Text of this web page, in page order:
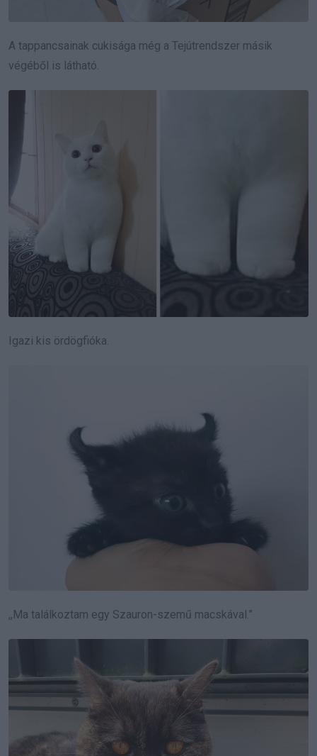
A tappancsainak cukisága még a Tejútrendszer másik
végéből is látható.
Igazi kis ördögfióka.
,,Ma találkoztam egy Szauron-szemű macskával.”